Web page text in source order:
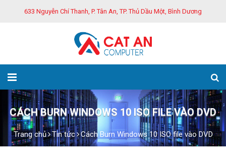
633 Nguyễn Chí Thanh, P. Tân An, TP. Thủ Dầu Một, Bình Dương
CÁCH BURN WINDOWS 10 ISO FILE VÀO DVD
Trang chủ Tin tức Cách Burn Windows 10 ISO file vào DVD